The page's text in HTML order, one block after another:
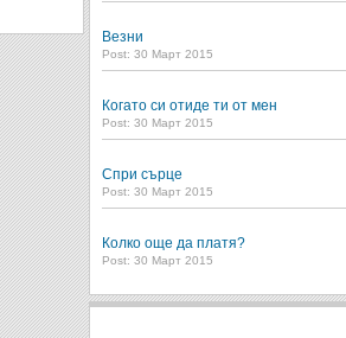
Везни
Post: 30 Март 2015
Когато си отиде ти от мен
Post: 30 Март 2015
Спри сърце
Post: 30 Март 2015
Колко още да платя?
Post: 30 Март 2015